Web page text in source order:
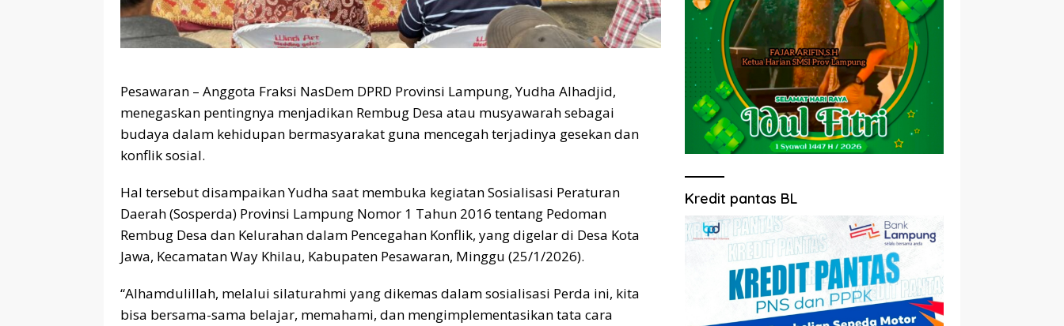
Pesawaran – Anggota Fraksi NasDem DPRD Provinsi Lampung, Yudha Alhadjid,
menegaskan pentingnya menjadikan Rembug Desa atau musyawarah sebagai
budaya dalam kehidupan bermasyarakat guna mencegah terjadinya gesekan dan
konflik sosial.
Hal tersebut disampaikan Yudha saat membuka kegiatan Sosialisasi Peraturan
Daerah (Sosperda) Provinsi Lampung Nomor 1 Tahun 2016 tentang Pedoman
Rembug Desa dan Kelurahan dalam Pencegahan Konflik, yang digelar di Desa Kota
Jawa, Kecamatan Way Khilau, Kabupaten Pesawaran, Minggu (25/1/2026).
“Alhamdulillah, melalui silaturahmi yang dikemas dalam sosialisasi Perda ini, kita
bisa bersama-sama belajar, memahami, dan mengimplementasikan tata cara
Kredit pantas BL